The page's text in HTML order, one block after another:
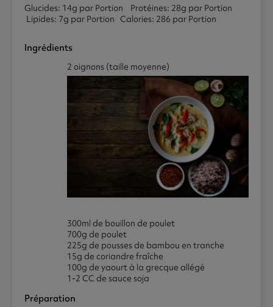
Glucides: 14g par Portion Protéines: 28g par Portion
Lipides: 7g par Portion Calories: 286 par Portion
Ingrédients
2 oignons (taille moyenne)
300ml de bouillon de poulet
700g de poulet
225g de pousses de bambou en tranche
15g de coriandre fraîche
100g de yaourt à la grecque allégé
1-2 CC de sauce soja
Préparation